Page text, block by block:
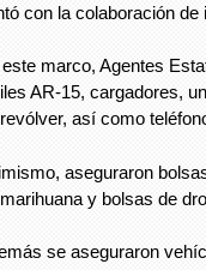
con la colaboración
este marco, Agentes
AR-15, cargadores,
así como
aseguraron
y bolsas de
se aseguraron